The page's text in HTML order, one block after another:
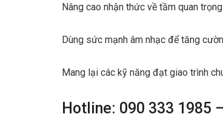
Nâng cao nhận thức về tầm quan
Dùng sức mạnh âm nhạc để tăng
Mang lại các kỹ năng đạt giao trình
Hotline: 090 333 1985